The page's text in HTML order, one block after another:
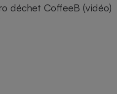
déchet CoffeeB (vidéo)